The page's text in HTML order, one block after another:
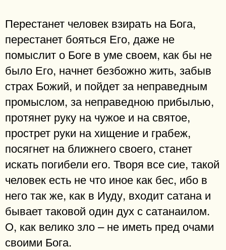
Перестанет человек взирать на Бога,
перестанет бояться Его, даже не
помыслит о Боге в уме своем, как бы не
было Его, начнет безбожно жить, забыв
страх Божий, и пойдет за неправедным
промыслом, за неправедною прибылью,
протянет руку на чужое и на святое,
прострет руки на хищение и грабеж,
посягнет на ближнего своего, станет
искать погибели его. Творя все сие, такой
человек есть не что иное как бес, ибо в
него так же, как в Иуду, входит сатана и
бывает таковой один дух с сатанаилом.
О, как велико зло – не иметь пред очами
своими Бога.